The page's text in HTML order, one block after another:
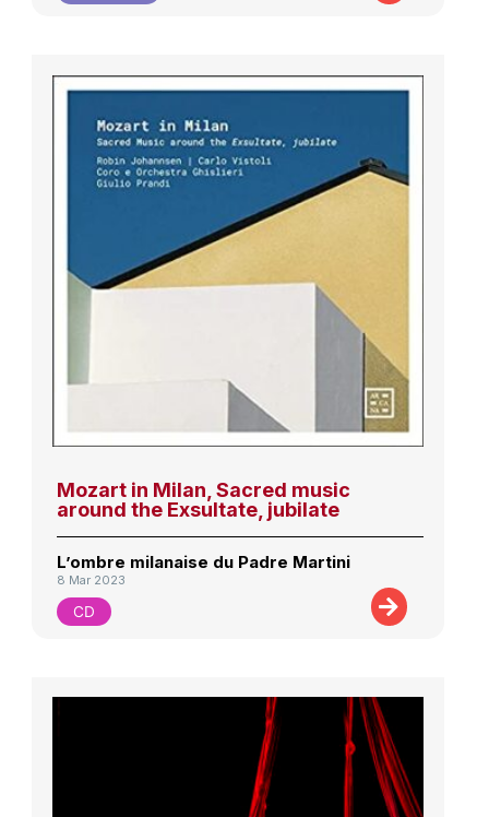
Mozart in Milan, Sacred music
around the Exsultate, jubilate
L’ombre milanaise du Padre Martini
8 Mar 2023
CD